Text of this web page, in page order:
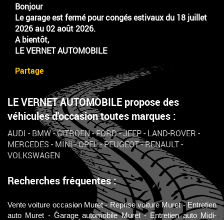
Bonjour
Le garage est fermé pour congés estivaux du 18 juillet
2026 au 02 août 2026.
A bientôt,
LE VERNET AUTOMOBILE
Partage
LE VERNET AUTOMOBILE propose des
véhicules d'occasion toutes marques :
AUDI - BMW-CITROEN-FORD-JEEP- LAND-ROVER -
MERCEDES - MINI-OPEL-PEUGEOT-RENAULT-
VOLKSWAGEN
Recherches fréquentes :
Vente voiture occasion Muret Reprise voiture Muret
Entretien
auto Muret
Garage automobile Muret
Entretien auto Midi-